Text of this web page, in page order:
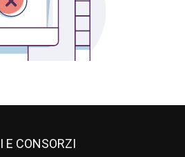
E CONSORZI